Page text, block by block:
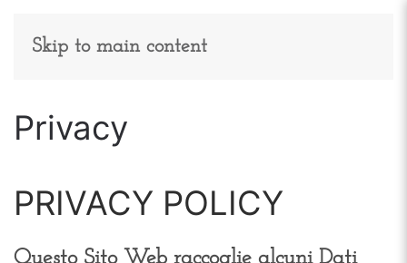
Skip to main content
Privacy
PRIVACY POLICY
Questo Sito Web raccoglie alcuni Dati